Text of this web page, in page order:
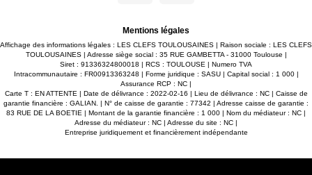
Mentions légales
Affichage des informations légales : LES CLEFS TOULOUSAINES | Raison sociale : LES CLEFS
TOULOUSAINES | Adresse siège social : 35 RUE GAMBETTA - 31000 Toulouse |
Siret : 91336324800018 | RCS : TOULOUSE | Numero TVA
Intracommunautaire : FR00913363248 | Forme juridique : SASU | Capital social : 1 000 |
Assurance RCP : NC |
Carte T : EN ATTENTE | Date de délivrance : 2022-02-16 | Lieu de délivrance : NC | Caisse de
garantie financière : GALIAN. | N° de caisse de garantie : 77342 | Adresse caisse de garantie :
83 RUE DE LA BOETIE | Montant de la garantie financière : 1 000 | Nom du médiateur : NC |
Adresse du médiateur : NC | Adresse du site : NC |
Entreprise juridiquement et financièrement indépendante